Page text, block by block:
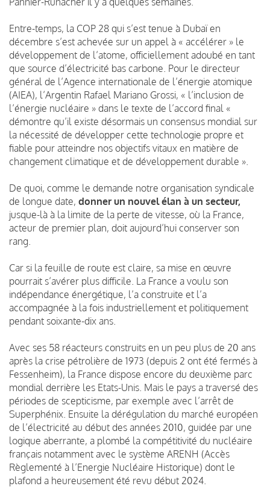
Entre-temps, la COP 28 qui s’est tenue à Dubaï en
décembre s’est achevée sur un appel à « accélérer » le
développement de l’atome, officiellement adoubé en tant
que source d’électricité bas carbone. Pour le directeur
général de l’Agence internationale de l’énergie atomique
(AIEA), l’Argentin Rafael Mariano Grossi, « l’inclusion de
l’énergie nucléaire » dans le texte de l’accord final «
démontre qu’il existe désormais un consensus mondial sur
la nécessité de développer cette technologie propre et
fiable pour atteindre nos objectifs vitaux en matière de
changement climatique et de développement durable ».
De quoi, comme le demande notre organisation syndicale
de longue date, donner un nouvel élan à un secteur,
jusque-là à la limite de la perte de vitesse, où la France,
acteur de premier plan, doit aujourd’hui conserver son
rang.
Car si la feuille de route est claire, sa mise en œuvre
pourrait s’avérer plus difficile. La France a voulu son
indépendance énergétique, l’a construite et l’a
accompagnée à la fois industriellement et politiquement
pendant soixante-dix ans.
Avec ses 58 réacteurs construits en un peu plus de 20 ans
après la crise pétrolière de 1973 (depuis 2 ont été fermés à
Fessenheim), la France dispose encore du deuxième parc
mondial derrière les Etats-Unis. Mais le pays a traversé des
périodes de scepticisme, par exemple avec l’arrêt de
Superphénix. Ensuite la dérégulation du marché européen
de l’électricité au début des années 2010, guidée par une
logique aberrante, a plombé la compétitivité du nucléaire
français notamment avec le système ARENH (Accès
Règlementé à l’Energie Nucléaire Historique) dont le
plafond a heureusement été revu début 2024.